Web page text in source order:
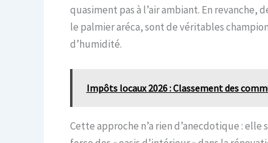
quasiment pas à l’air ambiant. En
le palmier aréca, sont de véritables
d’humidité.
Impôts locaux 2026 : Classement des
Cette approche n’a rien d’anecdotique :